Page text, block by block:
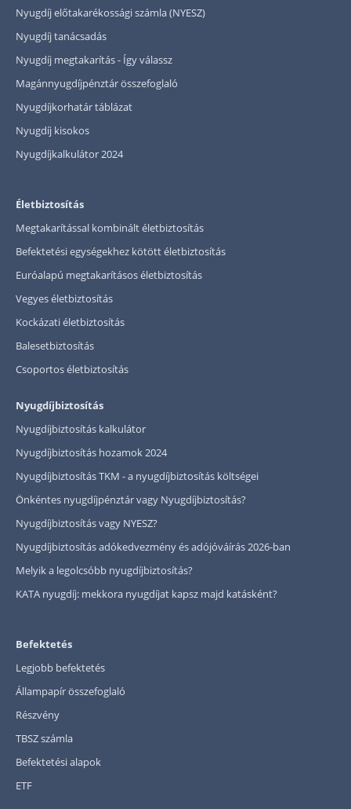
Nyugdíj előtakarékossági számla (NYESZ)
Nyugdíj tanácsadás
Nyugdíj megtakarítás - Így válassz
Magánnyugdíjpénztár összefoglaló
Nyugdíjkorhatár táblázat
Nyugdíj kisokos
Nyugdíjkalkulátor 2024
Életbiztosítás
Megtakarítással kombinált életbiztosítás
Befektetési egységekhez kötött életbiztosítás
Euróalapú megtakarításos életbiztosítás
Vegyes életbiztosítás
Kockázati életbiztosítás
Balesetbiztosítás
Csoportos életbiztosítás
Nyugdíjbiztosítás
Nyugdíjbiztosítás kalkulátor
Nyugdíjbiztosítás hozamok 2024
Nyugdíjbiztosítás TKM - a nyugdíjbiztosítás költségei
Önkéntes nyugdíjpénztár vagy Nyugdíjbiztosítás?
Nyugdíjbiztosítás vagy NYESZ?
Nyugdíjbiztosítás adókedvezmény és adójóváírás 2026-ban
Melyik a legolcsóbb nyugdíjbiztosítás?
KATA nyugdíj: mekkora nyugdíjat kapsz majd katásként?
Befektetés
Legjobb befektetés
Állampapír összefoglaló
Részvény
TBSZ számla
Befektetési alapok
ETF